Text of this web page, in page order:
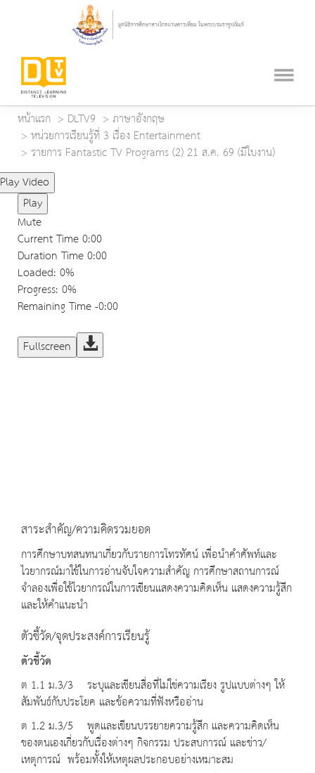
หน้าแรก DLTV9
ภาษาอังกฤษ
หน่วยการเรียนรู้ที่ 3 เรื่อง Entertainment
รายการ Fantastic TV Programs (2) 21 ส.ค. 69 (มีใบงาน)
Play Video
Play
Mute
Current Time0:00
Duration Time0:00
Loaded: 0%
Progress: 0%
Remaining Time-0:00
Fullscreen
สาระสำคัญ/ความคิดรวมยอด
การศึกษาบทสนทนาเกี่ยวกับรายการโทรทัศน์ เพื่อนำคำศัพท์และ
ไวยากรณ์มาใช้ในการอ่านจับใจความสำคัญ การศึกษาสถานการณ์
จำลองเพื่อใช้ไวยากรณ์ในการเขียนแสดงความคิดเห็น แสดงความรู้สึก
และให้คำแนะนำ
ตัวชี้วัด/จุดประสงค์การเรียนรู้
ตัวชี้วัด
ต 1.1 ม.3/3 ระบุและเขียนสื่อที่ไม่ใช่ความเรียง รูปแบบต่างๆ ให้
สัมพันธ์กับประโยค และข้อความที่ฟังหรืออ่าน
ต 1.2 ม.3/5 พูดและเขียนบรรยายความรู้สึก และความคิดเห็น
ของตนเองเกี่ยวกับเรื่องต่างๆ กิจกรรม ประสบการณ์ และข่าว/
เหตุการณ์ พร้อมทั้งให้เหตุผลประกอบอย่างเหมาะสม